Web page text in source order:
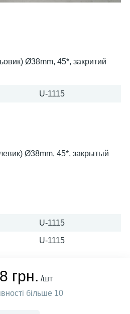
Ø38mm, 45*, закритий
U-1115
Ø38mm, 45*, закрытый
U-1115
U-1115
грн. /шт
більше 10